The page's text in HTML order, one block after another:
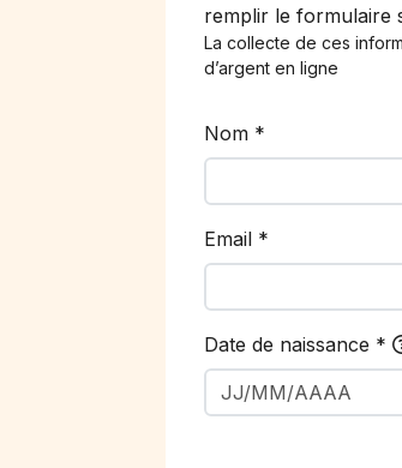
remplir le formulaire
La collecte de ces
d’argent en ligne
Nom *
Email *
Date de naissance *